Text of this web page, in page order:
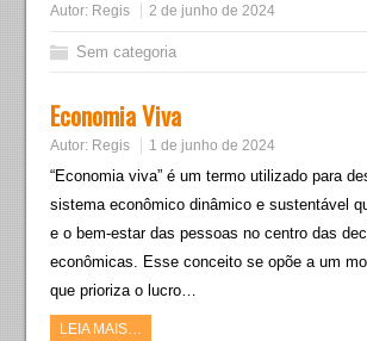
Autor: Regis 2 de junho de 2024
Sem categoria
Economia Viva
Autor: Regis 1 de junho de 2024
“Economia viva” é um termo utilizado para
sistema econômico dinâmico e sustentável
e o bem-estar das pessoas no centro das
econômicas. Esse conceito se opõe a um
que prioriza o lucro…
LEIA MAIS…